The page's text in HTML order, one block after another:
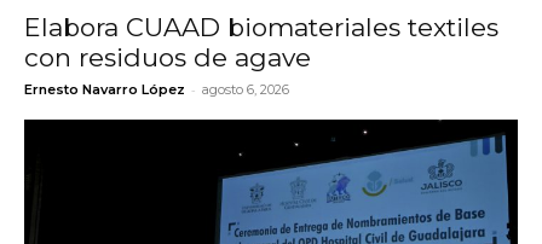
Elabora CUAAD biomateriales textiles
con residuos de agave
Ernesto Navarro López - agosto 6, 2026